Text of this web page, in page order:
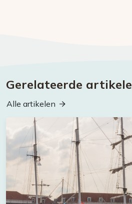
Gerelateerde
Alle artikelen